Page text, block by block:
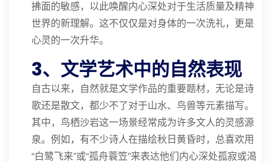
拂面的敏感，以此唤醒内心深处对于生活质量及精神
世界的新理解。这不仅仅是对身体的一次洗礼，更是
心灵的一次升华。
3、文学艺术中的自然表现
自古以来，自然就是文学作品的重要题材，无论是诗
歌还是散文，都少不了对于山水、鸟兽等元素描写。
其中，鸟栖沙岩这一场景经常成为许多文人的灵感源
泉。例如，有不少诗人在描绘秋日黄昏时，总喜欢用
“白鹭飞来”或“孤舟蓑笠”来表达他们内心深处孤寂或渴